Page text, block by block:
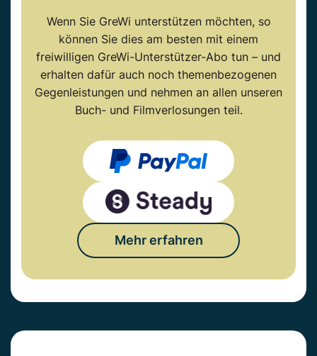
Wenn Sie GreWi unterstützen möchten, so
können Sie dies am besten mit einem
freiwilligen GreWi-Unterstützer-Abo tun – und
erhalten dafür auch noch themenbezogenen
Gegenleistungen und nehmen an allen unseren
Buch- und Filmverlosungen teil.
Mehr erfahren